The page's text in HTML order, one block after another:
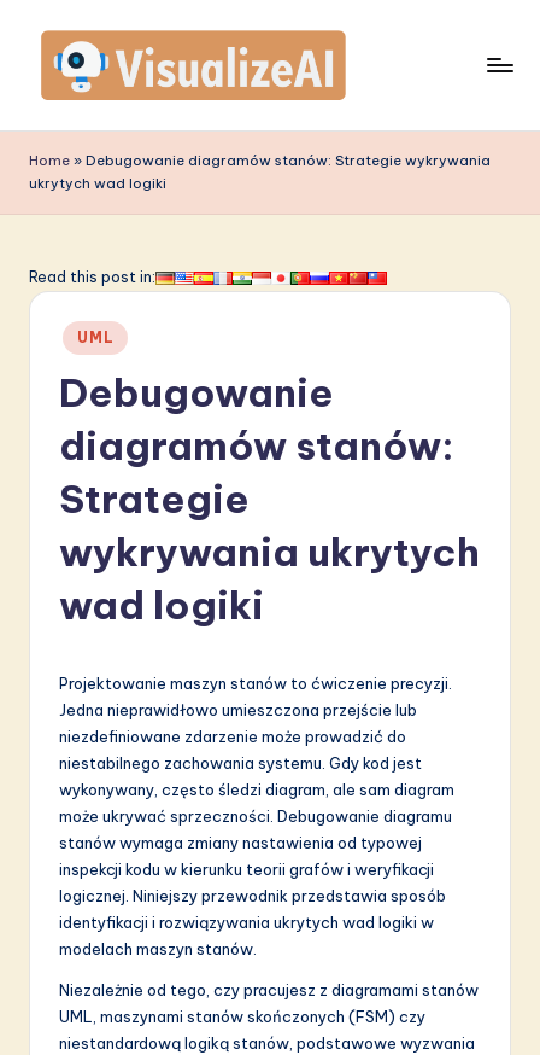
content
is
u
li
A
L
in
A
Home » Debugowanie diagramów stanów: Strategie wykrywania
ukrytych wad logiki
Read this post in:
Posted
in
UML
Debugowanie
diagramów stanów:
Strategie
wykrywania ukrytych
wad logiki
Projektowanie maszyn stanów to ćwiczenie precyzji.
Jedna nieprawidłowo umieszczona przejście lub
niezdefiniowane zdarzenie może prowadzić do
niestabilnego zachowania systemu. Gdy kod jest
wykonywany, często śledzi diagram, ale sam diagram
może ukrywać sprzeczności. Debugowanie diagramu
stanów wymaga zmiany nastawienia od typowej
inspekcji kodu w kierunku teorii grafów i weryfikacji
logicznej. Niniejszy przewodnik przedstawia sposób
identyfikacji i rozwiązywania ukrytych wad logiki w
modelach maszyn stanów.
Niezależnie od tego, czy pracujesz z diagramami stanów
UML, maszynami stanów skończonych (FSM) czy
niestandardową logiką stanów, podstawowe wyzwania